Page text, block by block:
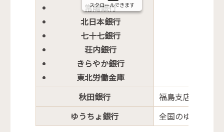
常陽銀行
北日本銀行
七十七銀行
荘内銀行
きらやか銀行
東北労働金庫
秋田銀行
福島支店
ゆうちょ銀行
全国のゆうちょ
スクロールできます